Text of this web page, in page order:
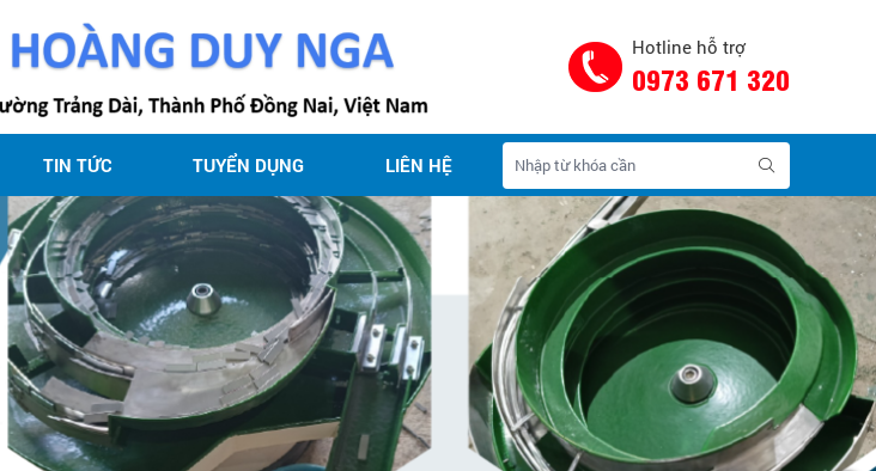
Hotline hỗ trợ
0973 671 320
TIN TỨC TUYỂN DỤNG LIÊN HỆ